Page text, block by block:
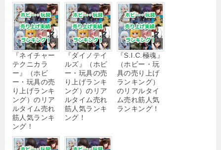
『ネイチャー
テクニカラ
ー』（ホビ
ー・玩具の売
り上げランキ
ング）のリア
ルタイム売れ
筋人気ランキ
ング！
『ダイノテイ
ルズ』（ホビ
ー・玩具の売
り上げランキ
ング）のリア
ルタイム売れ
筋人気ランキ
ング！
『S.I.C.極魂』
（ホビー・玩
具の売り上げ
ランキング）
のリアルタイ
ム売れ筋人気
ランキング！